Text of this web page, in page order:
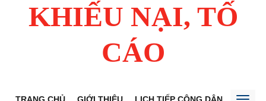
KHIẾU NẠI, TỐ
CÁO